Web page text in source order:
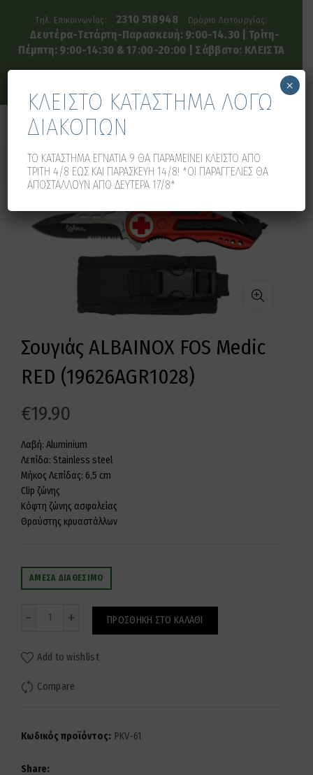
Τηλ. Επικοινωνίας: 2310 518948 Ωράριο Λειτουργίας:
Δευτέρα-Τετάρτη-Παρασκευή: 9:00-14.30 | Τρίτη-
Πέμπτη: 9:00-14:30 & 17:00-20:00 | Σάββατο: ΚΛΕΙΣΤΑ
Σουγιάς ALBAINOX FOS Medic
RED (19626AGR1028)
€19.90
Λαβή: Aluminium
Λεπίδα: Stainless steel
Μήκος Λεπίδας: 6,5 cm
Clip ζώνης
Κόφτη ζώνης ασφαλείας
Θραύστης κρυαστάλλων
ΆΜΕΣΑ ΔΙΑΘΈΣΙΜΟ
ΠΡΟΣΘΉΚΗ ΣΤΟ ΚΑΛΆΘΙ
Add to wishlist
Compare
Κωδικός προϊόντος: PKV-61
Share
ΚΛΕΙΣΤΟ ΚΑΤΑΣΤΗΜΑ ΛΟΓΩ
ΔΙΑΚΟΠΩΝ
ΤΟ ΚΑΤΑΣΤΗΜΑ ΕΓΝΑΤΙΑ 9 ΘΑ ΠΑΡΑΜΕΙΝΕΙ ΚΛΕΙΣΤΟ ΑΠΟ
ΤΡΙΤΗ 4/8 ΕΩΣ ΚΑΙ ΠΑΡΑΣΚΕΥΗ 14/8! *ΟΙ ΠΑΡΑΓΓΕΛΙΕΣ ΘΑ
ΑΠΟΣΤΑΛΛΟΥΝ ΑΠΟ ΔΕΥΤΕΡΑ 17/8*
×